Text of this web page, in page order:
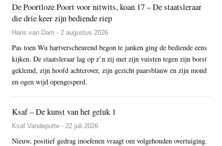
De Poortloze Poort voor nitwits, koan 17 – De staatsleraar
die drie keer zijn bediende riep
Hans van Dam - 2 augustus 2026
Pas toen Wu hartverscheurend begon te janken ging de bediende eens
kijken. De staatsleraar lag op z’n zij met zijn vuisten tegen zijn borst
geklemd, zijn hoofd achterover, zijn gezicht paarsblauw en zijn mond
en ogen wijd opengesperd.
Ksaf – De kunst van het geluk 1
Ksaf Vandeputte - 22 juli 2026
Nieuw, positief gedrag inoefenen vraagt om volgehouden overtuiging.